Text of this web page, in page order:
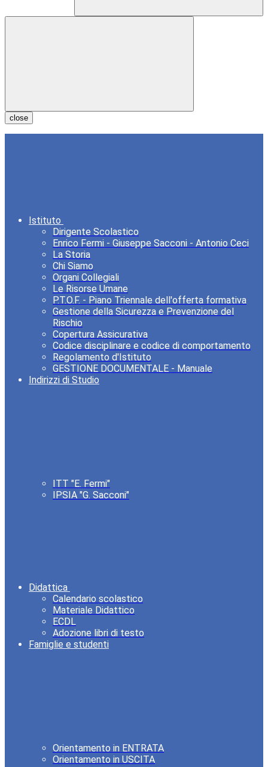
close
Istituto
Dirigente Scolastico
Enrico Fermi - Giuseppe Sacconi - Antonio Ceci
La Storia
Chi Siamo
Organi Collegiali
Le Risorse Umane
P.T.O.F. - Piano Triennale dell'offerta formativa
Gestione della Sicurezza e Prevenzione del
Rischio
Copertura Assicurativa
Codice disciplinare e codice di comportamento
Regolamento d'Istituto
GESTIONE DOCUMENTALE - Manuale
Indirizzi di Studio
ITT "E. Fermi"
IPSIA "G. Sacconi"
Didattica
Calendario scolastico
Materiale Didattico
ECDL
Adozione libri di testo
Famiglie e studenti
Orientamento in ENTRATA
Orientamento in USCITA